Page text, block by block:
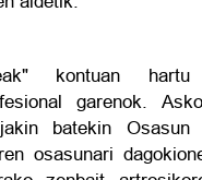
kontuan
garenok.
batekin Osasun
osasunari